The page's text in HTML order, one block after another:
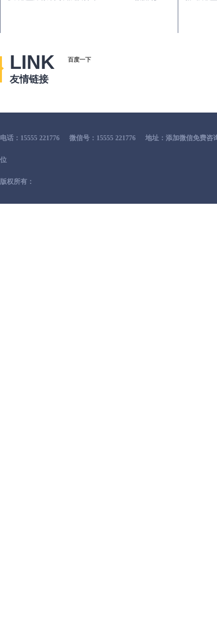
LINK
友情链接
百度一下
电话：15555 221776 微信号：15555 221776 地址：添加微信免费咨
位
版权所有：